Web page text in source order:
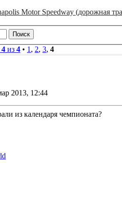
Motor Speedway (дорожная
4 из 4 • 1 , 2, 3, 4
2013, 12:44
из календаря чемпионата?